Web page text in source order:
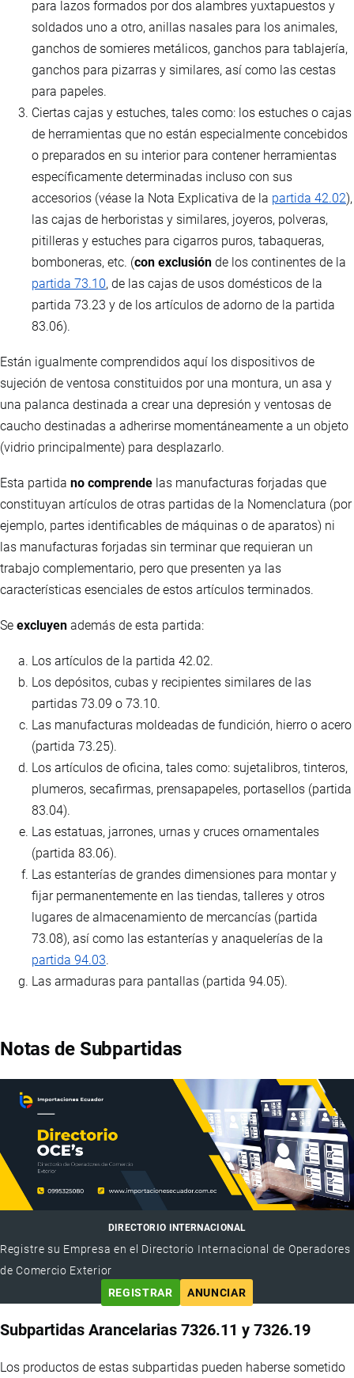
para lazos formados por dos alambres yuxtapuestos y
soldados uno a otro, anillas nasales para los animales,
ganchos de somieres metálicos, ganchos para tablajería,
ganchos para pizarras y similares, así como las cestas
para papeles.
Ciertas cajas y estuches, tales como: los estuches o cajas
de herramientas que no están especialmente concebidos
o preparados en su interior para contener herramientas
específicamente determinadas incluso con sus
accesorios (véase la Nota Explicativa de la partida 42.02),
las cajas de herboristas y similares, joyeros, polveras,
pitilleras y estuches para cigarros puros, tabaqueras,
bomboneras, etc. (con exclusión de los continentes de la
partida 73.10, de las cajas de usos domésticos de la
partida 73.23 y de los artículos de adorno de la partida
83.06).
Están igualmente comprendidos aquí los dispositivos de
sujeción de ventosa constituidos por una montura, un asa y
una palanca destinada a crear una depresión y ventosas de
caucho destinadas a adherirse momentáneamente a un objeto
(vidrio principalmente) para desplazarlo.
Esta partida no comprende las manufacturas forjadas que
constituyan artículos de otras partidas de la Nomenclatura (por
ejemplo, partes identificables de máquinas o de aparatos) ni
las manufacturas forjadas sin terminar que requieran un
trabajo complementario, pero que presenten ya las
características esenciales de estos artículos terminados.
Se excluyen además de esta partida:
Los artículos de la partida 42.02.
Los depósitos, cubas y recipientes similares de las
partidas 73.09 o 73.10.
Las manufacturas moldeadas de fundición, hierro o acero
(partida 73.25).
Los artículos de oficina, tales como: sujetalibros, tinteros,
plumeros, secafirmas, prensapapeles, portasellos (partida
83.04).
Las estatuas, jarrones, urnas y cruces ornamentales
(partida 83.06).
Las estanterías de grandes dimensiones para montar y
fijar permanentemente en las tiendas, talleres y otros
lugares de almacenamiento de mercancías (partida
73.08), así como las estanterías y anaquelerías de la
partida 94.03.
Las armaduras para pantallas (partida 94.05).
Notas de Subpartidas
DIRECTORIO INTERNACIONAL
Registre su Empresa en el Directorio Internacional de Operadores
de Comercio Exterior
REGISTRAR
ANUNCIAR
Subpartidas Arancelarias 7326.11 y 7326.19
Los productos de estas subpartidas pueden haberse sometido